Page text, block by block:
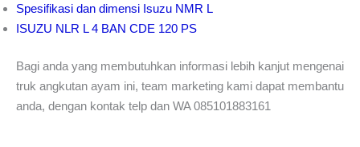
Spesifikasi dan dimensi Isuzu NMR L
ISUZU NLR L 4 BAN CDE 120 PS
Bagi anda yang membutuhkan informasi lebih kanjut mengenai
truk angkutan ayam ini, team marketing kami dapat membantu
anda, dengan kontak telp dan WA 085101883161